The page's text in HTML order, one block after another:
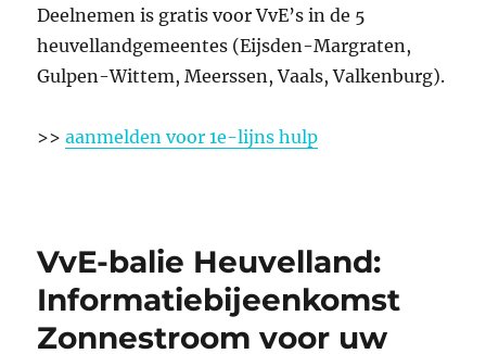
Deelnemen is gratis voor VvE’s in de 5
heuvellandgemeentes (Eijsden-Margraten,
Gulpen-Wittem, Meerssen, Vaals, Valkenburg).
>>aanmelden voor 1e-lijns hulp
VvE-balie Heuvelland:
Informatiebijeenkomst
Zonnestroom voor uw